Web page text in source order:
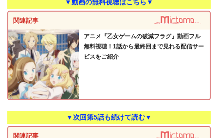
▼動画の無料視聴はこちら▼
関連記事
アニメ『乙女ゲームの破滅フラグ』動画フル
無料視聴！1話から最終回まで見れる配信サー
ビスをご紹介
▼次回第5話も続けて読む▼
関連記事